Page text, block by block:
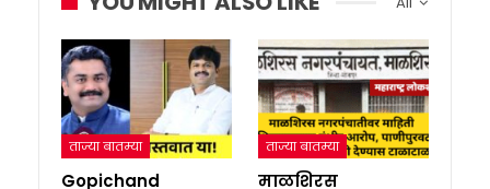
ताज्या बातम्या
Gopichand
ताज्या बातम्या
माळशिरस